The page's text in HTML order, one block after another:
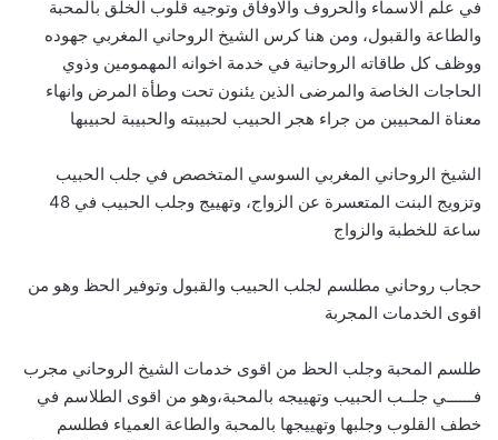
في علم الاسماء والحروف والاوفاق وتوجيه قلوب الخلق بالمحبة
والطاعة والقبول، ومن هنا كرس الشيخ الروحاني المغربي جهوده
ووظف كل طاقاته الروحانية في خدمة اخوانه المهمومين وذوي
الحاجات الخاصة والمرضى الذين يئنون تحت وطأة المرض وانهاء
معناة المحبيبن من جراء هجر الحبيب لحبيبته والحبيبة لحبيبها
الشيخ الروحاني المغربي السوسي المتخصص في جلب الحبيب
وتزويج البنت المتعسرة عن الزواج، وتهييج وجلب الحبيب في 48
ساعة للخطبة والزواج
حجاب روحاني مطلسم لجلب الحبيب والقبول وتوفير الحظ وهو من
اقوى الخدمات المجربة
طلسم المحبة وجلب الحظ من اقوى خدمات الشيخ الروحاني مجرب
فــــــي جلــب الحبيب وتهييجه بالمحبة،وهو من اقوى الطلاسم في
خطف القلوب وجلبها وتهييجها بالمحبة والطاعة العمياء فطلسم